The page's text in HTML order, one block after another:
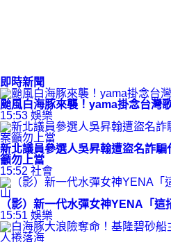
即時新聞
颱風白海豚來襲！yama掛念台灣
15:53 娛樂
新北議員參選人吳昇翰遭盜名詐
籲勿上當
15:52 社會
（影）新一代水彈女神YENA「
15:51 娛樂